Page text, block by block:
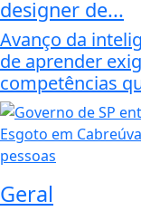
designer de...
Avanço da
de aprender
competências
Geral